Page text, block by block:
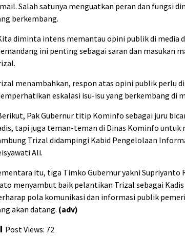
Salah satunya menguatkan peran dan fungsi
berkembang.
diminta intens memantau opini publik di media
ini penting sebagai saran dan masukan
menambahkan, respon atas opini publik perlu
eskalasi isu-isu yang berkembang di
Pak Gubernur titip Kominfo sebagai juru
tapi juga teman-teman di Dinas Kominfo untuk
Trizal didampingi Kabid Pengelolaan
Ali.
itu, tiga Timko Gubernur yakni Supriyanto
menyambut baik pelantikan Trizal sebagai
pola komunikasi dan informasi publik
akan datang. (adv)
Post Views: 72